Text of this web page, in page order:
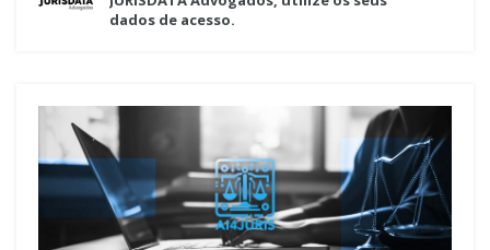
dados de acesso.